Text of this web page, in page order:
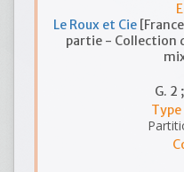
Le Roux et Cie
partie - Collection
G. 2